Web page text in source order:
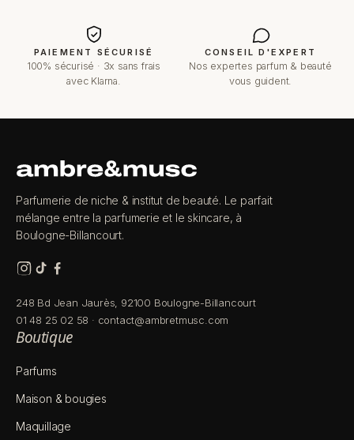
PAIEMENT SÉCURISÉ
100% sécurisé · 3x sans frais
avec Klarna.
CONSEIL D'EXPERT
Nos expertes parfum & beauté
vous guident.
Parfumerie de niche & institut de beauté. Le parfait
mélange entre la parfumerie et le skincare, à
Boulogne-Billancourt.
248 Bd Jean Jaurès, 92100 Boulogne-Billancourt
01 48 25 02 58 · contact@ambretmusc.com
Boutique
Parfums
Maison & bougies
Maquillage